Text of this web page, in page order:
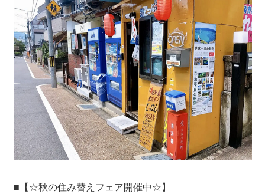
■【☆秋の住み替えフェア開催中☆】